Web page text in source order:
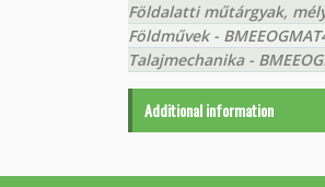
Földalatti műtárgyak,
Földművek -
Talajmechanika -
Additional information